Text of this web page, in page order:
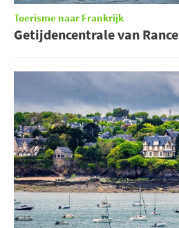
Toerisme naar Frankrijk
Getijdencentrale van Rance